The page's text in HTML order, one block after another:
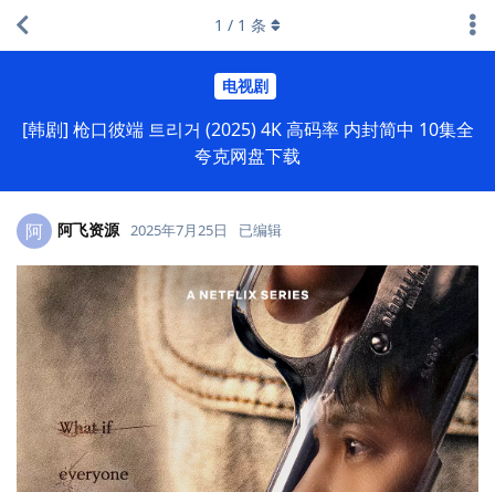
电视剧
[韩剧] 枪口彼端 트리거 (2025) 4K 高码率 内封简中 10集全
夸克网盘下载
1 / 1 条
阿 阿飞资源 2025年7月25日 已编辑